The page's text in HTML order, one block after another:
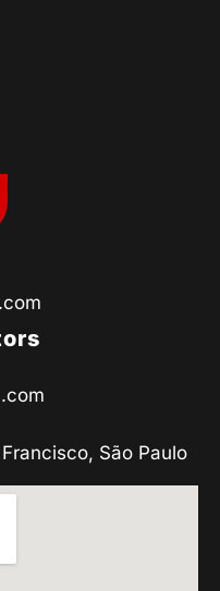
São Paulo